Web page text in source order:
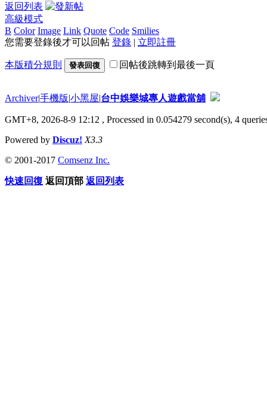
返回列表
高級模式
B Color Image Link Quote Code Smilies
您需要登錄後才可以回帖 登錄 | 立即註冊
本版積分規則 發表回復 回帖後跳轉到最後一頁
Archiver|手機版|小黑屋|台中娛樂城專人遊戲當舖
GMT+8, 2026-8-9 12:12 , Processed in 0.054279 second(s), 4
Powered by Discuz! X3.3
© 2001-2017 Comsenz Inc.
快速回復 返回頂部 返回列表